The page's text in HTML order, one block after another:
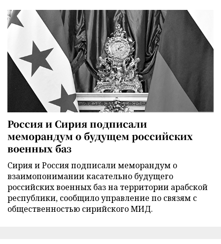
Россия и Сирия подписали
меморандум о будущем российских
военных баз
Сирия и Россия подписали меморандум о
взаимопонимании касательно будущего
российских военных баз на территории арабской
республики, сообщило управление по связям с
общественностью сирийского МИД.